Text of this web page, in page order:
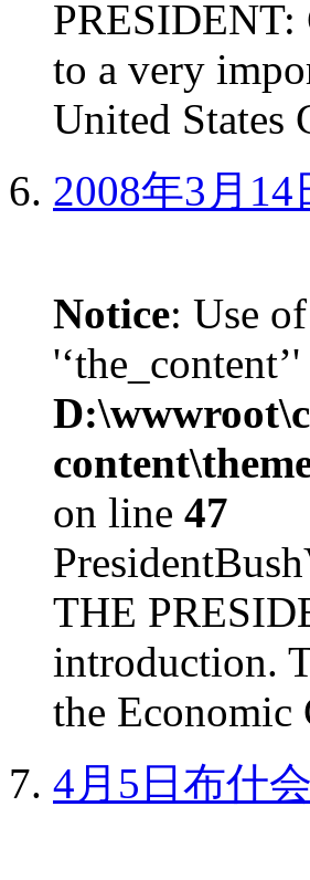
PRESIDENT:
to a very
United States
2008年3月
Notice: Use
on line 47
THE
introduction.
the Economic
4月5日布什